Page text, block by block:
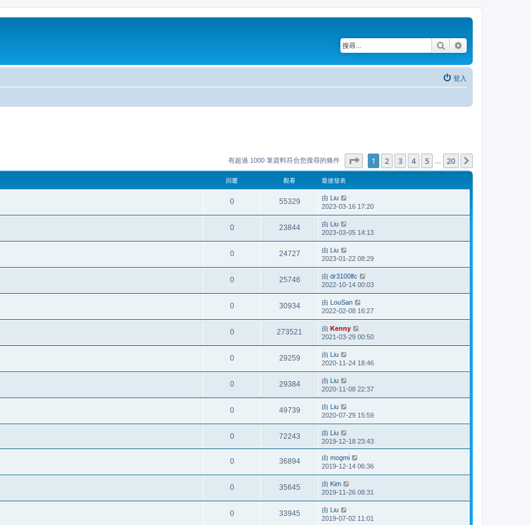
搜尋
登入
有超過 1000 筆資料符合您搜尋的條件 1頁 (共 20 頁)
1 2 3 4 5 20
回覆 觀看 最後發表
0 55329 由 Liu
2023-03-16 17:20
0 23844 由 Liu
2023-03-05 14:13
0 24727 由 Liu
2023-01-22 08:29
0 25746 由 dr3100lfc
2022-10-14 00:03
0 30934 由 LouSan
2022-02-08 16:27
0 273521 由 Kenny
2021-03-29 00:50
0 29259 由 Liu
2020-11-24 18:46
0 29384 由 Liu
2020-11-08 22:37
0 49739 由 Liu
2020-07-29 15:59
0 72243 由 Liu
2019-12-18 23:43
0 36894 由 mogmi
2019-12-14 06:36
0 35645 由 Kim
2019-11-26 08:31
0 33945 由 Liu
2019-07-02 11:01